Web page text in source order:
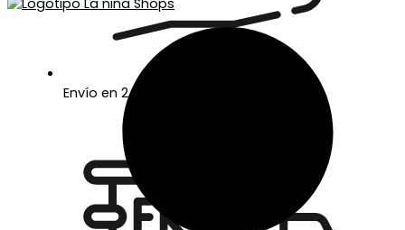
Envío en 24/48 horas laborables